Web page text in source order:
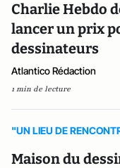
Charlie Hebdo
lancer un prix
dessinateurs
Atlantico Rédaction
1 min de lecture
"UN LIEU DE
Maison du